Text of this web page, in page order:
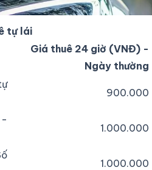
tự lái
Giá thuê 24 giờ (VNĐ) -
Ngày thường
900.000
-
1.000.000
1.000.000